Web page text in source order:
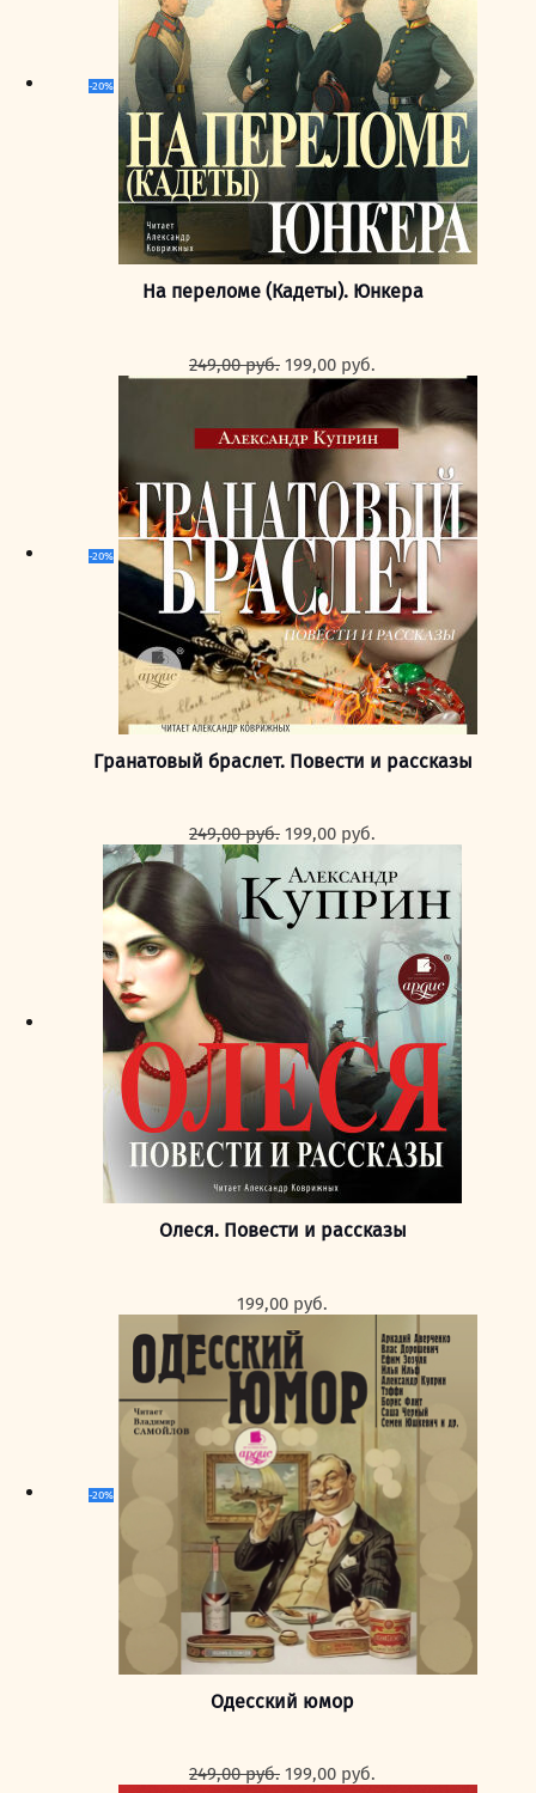
-20%
На переломе (Кадеты). Юнкера
249,00руб. Первоначальная
цена
составляла
249,00 руб..
199,00 руб.
цена:
199,00 руб..
-20%
Гранатовый браслет. Повести и рассказы
249,00руб. Первоначальная
составляла
249,00 руб..
199,00 руб.
199,00 руб..
Олеся. Повести и рассказы
199,00 руб.
-20%
Одесский юмор
249,00руб. Первоначальная
199,00 руб.